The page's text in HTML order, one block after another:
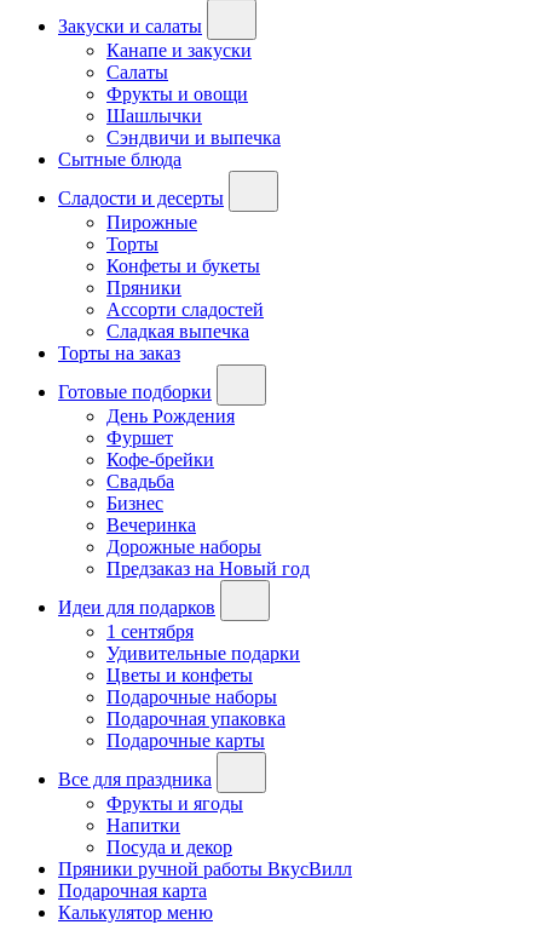
Закуски и салаты
Канапе и закуски
Салаты
Фрукты и овощи
Шашлычки
Сэндвичи и выпечка
Сытные блюда
Сладости и десерты
Пирожные
Торты
Конфеты и букеты
Пряники
Ассорти сладостей
Сладкая выпечка
Торты на заказ
Готовые подборки
День Рождения
Фуршет
Кофе-брейки
Свадьба
Бизнес
Вечеринка
Дорожные наборы
Предзаказ на Новый год
Идеи для подарков
1 сентября
Удивительные подарки
Цветы и конфеты
Подарочные наборы
Подарочная упаковка
Подарочные карты
Все для праздника
Фрукты и ягоды
Напитки
Посуда и декор
Пряники ручной работы ВкусВилл
Подарочная карта
Калькулятор меню